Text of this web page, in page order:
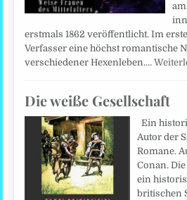
erstmals 1862 veröffentlicht. Im
Verfasser eine höchst romantische
verschiedener Hexenleben.…
Die weiße Gesellschaft
Ein
Autor der
Romane.
Conan.
ein
britischen